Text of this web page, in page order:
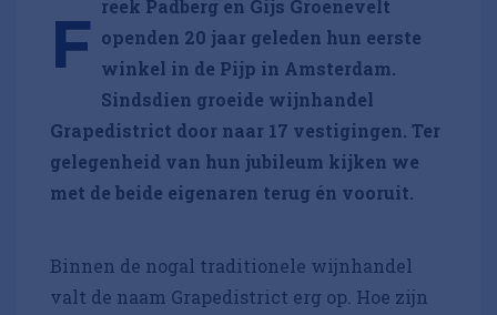
F reek Padberg en Gijs Groenevelt
openden 20 jaar geleden hun eerste
winkel in de Pijp in Amsterdam.
Sindsdien groeide wijnhandel
Grapedistrict door naar 17 vestigingen. Ter
gelegenheid van hun jubileum kijken we
met de beide eigenaren terug én vooruit.
Binnen de nogal traditionele wijnhandel
valt de naam Grapedistrict erg op. Hoe zijn